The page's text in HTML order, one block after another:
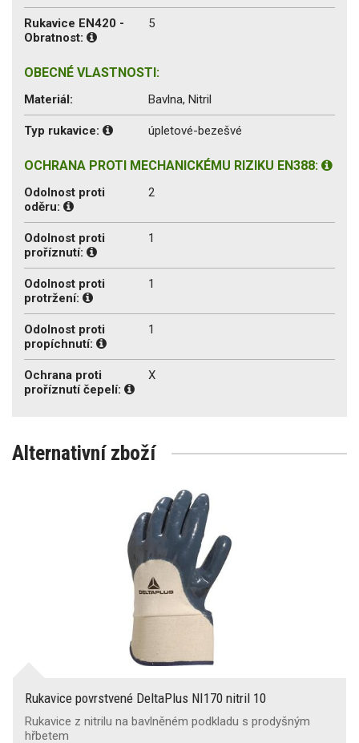
Rukavice EN420 -
Obratnost:
5
OBECNÉ VLASTNOSTI:
Materiál: Bavlna, Nitril
Typ rukavice: úpletové-bezešvé
OCHRANA PROTI MECHANICKÉMU RIZIKU EN388:
Odolnost proti
oděru:
2
Odolnost proti
proříznutí:
1
Odolnost proti
protržení:
1
Odolnost proti
propíchnutí:
1
Ochrana proti
proříznutí čepelí:
X
Alternativní zboží
Rukavice povrstvené DeltaPlus NI170 nitril 10
Rukavice z nitrilu na bavlněném podkladu s prodyšným
hřbetem